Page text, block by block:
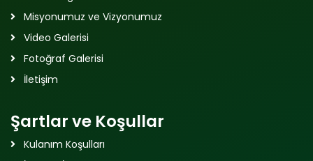
Misyonumuz ve Vizyonumuz
Video Galerisi
Fotoğraf Galerisi
İletişim
Şartlar ve Koşullar
Kulanım Koşulları